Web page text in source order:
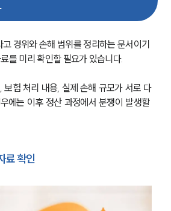
경위와 손해 범위를 정리하는 문서이기
를 미리 확인할 필요가 있습니다.
보험 처리 내용, 실제 손해 규모가 서로 다
에는 이후 정산 과정에서 분쟁이 발생할
료 확인